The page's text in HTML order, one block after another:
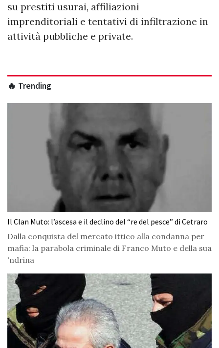
su prestiti usurai, affiliazioni
imprenditoriali e tentativi di infiltrazione in
attività pubbliche e private.
🔥 Trending
Il Clan Muto: l’ascesa e il declino del “re del pesce” di Cetraro
Dalla conquista del mercato ittico alla condanna per
mafia: la parabola criminale di Franco Muto e della sua
'ndrina